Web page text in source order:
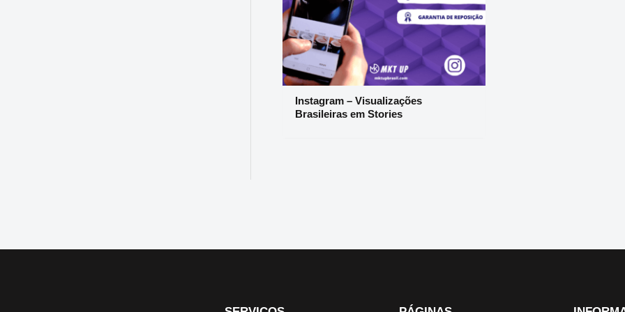
Instagram – Visualizações
Brasileiras em Stories